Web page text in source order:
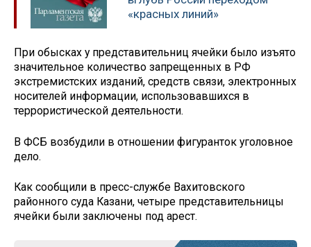
«красных линий»
При обысках у представительниц ячейки было изъято
значительное количество запрещенных в РФ
экстремистских изданий, средств связи, электронных
носителей информации, использовавшихся в
террористической деятельности.
В ФСБ возбудили в отношении фигуранток уголовное
дело.
Как сообщили в пресс-службе Вахитовского
районного суда Казани, четыре представительницы
ячейки были заключены под арест.